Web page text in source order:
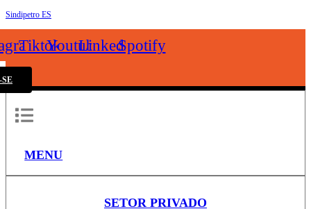
Sindipetro ES
TiktokYoutubeLinkedinSpotify
MENU
SETOR PRIVADO